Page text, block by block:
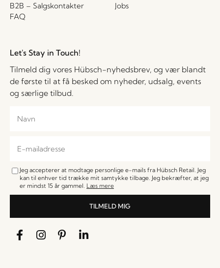
B2B – Salgskontakter
FAQ
Jobs
Let's Stay in Touch!
Tilmeld dig vores Hübsch-nyhedsbrev, og vær blandt
de første til at få besked om nyheder, udsalg, events
og særlige tilbud.
Jeg accepterer at modtage personlige e-mails fra Hübsch Retail. Jeg
kan til enhver tid trække mit samtykke tilbage. Jeg bekræfter, at jeg
er mindst 15 år gammel. Læs mere
TILMELD MIG